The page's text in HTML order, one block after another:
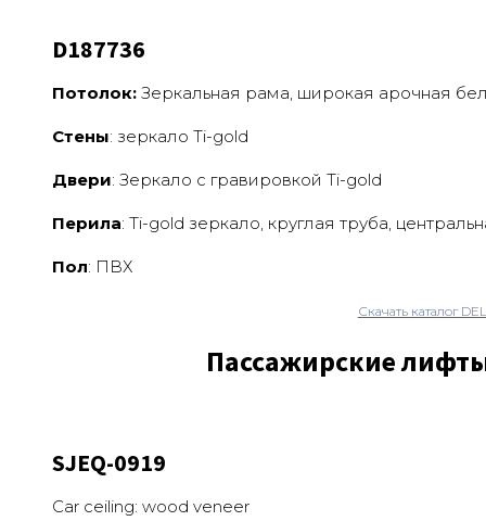
D187736
Потолок: Зеркальная рама, широкая арочная
Стены: зеркало Ti-gold
Двери: Зеркало с гравировкой Ti-gold
Перила: Ti-gold зеркало, круглая труба,
Пол: ПВХ
Скачать каталог
Пассажирские
SJEQ-0919
Car ceiling: wood veneer